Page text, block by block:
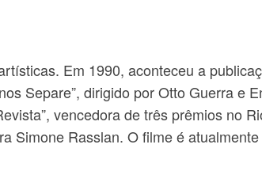
Em 1990, aconteceu a
Separe”, dirigido por Otto Guerra e
vencedora de três prêmios no
Simone Rasslan. O filme é